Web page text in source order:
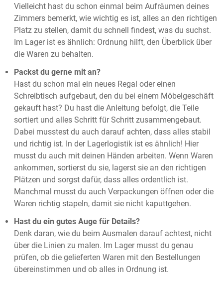
Vielleicht hast du schon einmal beim Aufräumen deines
Zimmers bemerkt, wie wichtig es ist, alles an den richtigen
Platz zu stellen, damit du schnell findest, was du suchst.
Im Lager ist es ähnlich: Ordnung hilft, den Überblick über
die Waren zu behalten.
Packst du gerne mit an?
Hast du schon mal ein neues Regal oder einen
Schreibtisch aufgebaut, den du bei einem Möbelgeschäft
gekauft hast? Du hast die Anleitung befolgt, die Teile
sortiert und alles Schritt für Schritt zusammengebaut.
Dabei musstest du auch darauf achten, dass alles stabil
und richtig ist. In der Lagerlogistik ist es ähnlich! Hier
musst du auch mit deinen Händen arbeiten. Wenn Waren
ankommen, sortierst du sie, lagerst sie an den richtigen
Plätzen und sorgst dafür, dass alles ordentlich ist.
Manchmal musst du auch Verpackungen öffnen oder die
Waren richtig stapeln, damit sie nicht kaputtgehen.
Hast du ein gutes Auge für Details?
Denk daran, wie du beim Ausmalen darauf achtest, nicht
über die Linien zu malen. Im Lager musst du genau
prüfen, ob die gelieferten Waren mit den Bestellungen
übereinstimmen und ob alles in Ordnung ist.